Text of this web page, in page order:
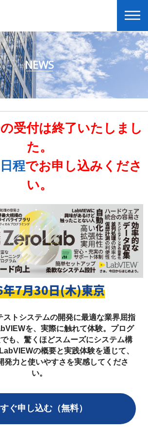
NEWS
受付は終了いたしまし
た。
程でお申し込みくださ
い。
7月30日(木)東京
ストシステムの開発に最適な業界屈指
を、実際に触れて体験。プログ
も、驚くほどスムーズにシステム構
の概要と実践体験を通じて、
発力と使いやすさを実感してくださ
い。
ぐ申し込む（無料）